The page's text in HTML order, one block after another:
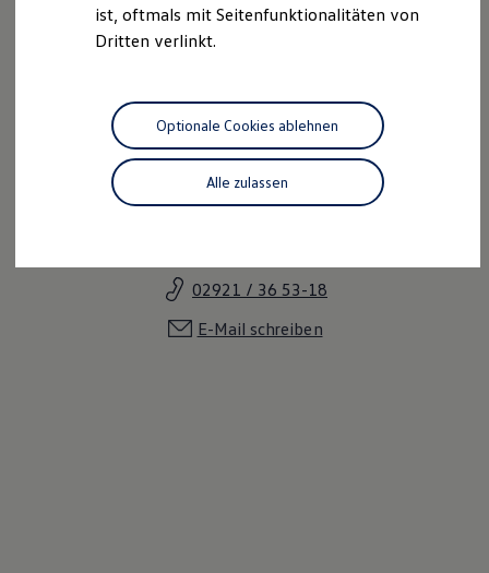
Software Updates
Service und Ersatzteile
Motorenöl und Flüssigkeiten
Räder und Reifen
Pannen- und Unfallhilfe
Economy Service
Volkswagen Teile
Zubehör
Entertainment und Elektronik
Individualisieren
Wallbox und Ladekabel
Digitale Extras
02921 / 36 53-18
E-Mail schreiben
ist, oftmals mit Seitenfunktionalitäten von
Dritten verlinkt.
Alle zulassen
Optionale Cookies ablehnen